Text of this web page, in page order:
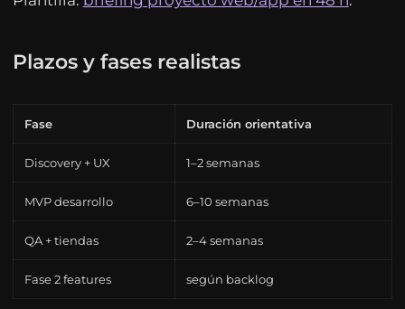
Plazos y fases realistas
Fase Duración orientativa
Discovery + UX 1–2 semanas
MVP desarrollo 6–10 semanas
QA + tiendas 2–4 semanas
Fase 2 features según backlog